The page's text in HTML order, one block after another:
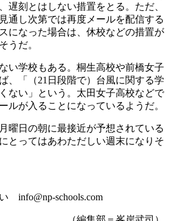
遅刻とはしない措置をとる。ただ、
通し次第では再度メールを配信する
になった場合は、休校などの措置が
うだ。
い学校もある。桐生高校や前橋女子
、「（21日段階で）台風に関する学
ない」という。太田女子高校などで
ルが入ることになっているようだ。
曜日の朝に最接近が予想されている
とってはあわただしい週末になりそ
info@np-schools.com